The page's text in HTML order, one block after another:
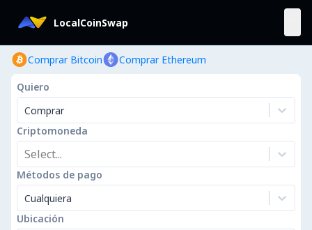
LocalCoinSwap
Comprar Bitcoin Comprar Ethereum
Quiero
Comprar
Criptomoneda
Select...
Métodos de pago
Cualquiera
Ubicación